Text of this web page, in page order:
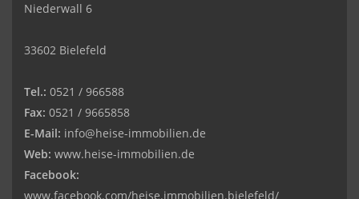
Niederwall 6
33602 Bielefeld
Tel.: 0521 / 966588
Fax: 0521 / 9665858
E-Mail: info@heise-immobilien.de
Web: www.heise-immobilien.de
Facebook:
www.facebook.com/heise.immobilien.bielefeld/